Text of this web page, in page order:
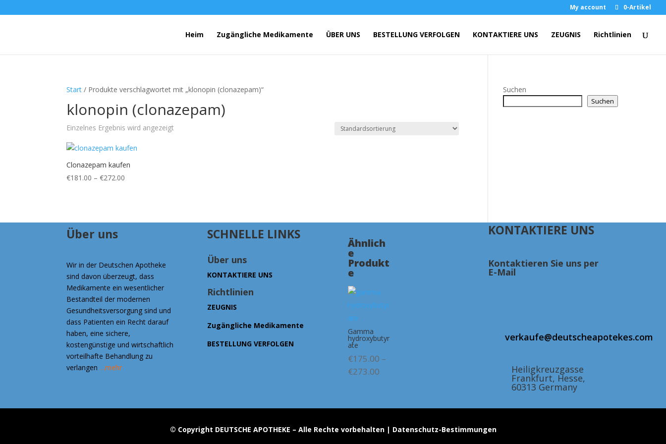
My account 0-Artikel
Heim Zugängliche Medikamente ÜBER UNS BESTELLUNG VERFOLGEN KONTAKTIERE UNS ZEUGNIS Richtlinien
Start / Produkte verschlagwortet mit „klonopin (clonazepam)“
klonopin (clonazepam)
Einzelnes Ergebnis wird angezeigt
Clonazepam kaufen
€181.00 –€272.00
Suchen
Suchen
Über uns
Wir in der Deutschen Apotheke
sind davon überzeugt, dass
Medikamente ein wesentlicher
Bestandteil der modernen
Gesundheitsversorgung sind und
dass Patienten ein Recht darauf
haben, eine sichere,
kostengünstige und wirtschaftlich
vorteilhafte Behandlung zu
verlangen …mehr
SCHNELLE LINKS
Über uns
KONTAKTIERE UNS
Richtlinien
ZEUGNIS
Zugängliche Medikamente
BESTELLUNG VERFOLGEN
Ähnlich
e
Produkt
e
Gamma
hydroxybutyr
ate
€175.00 –
€273.00Preisspanne:
€273.00
KONTAKTIERE UNS
Kontaktieren Sie uns per
E-Mail
verkaufe@deutscheapotekes.com
Heiligkreuzgasse
Frankfurt, Hesse,
60313 Germany
© Copyright DEUTSCHE APOTHEKE – Alle Rechte vorbehalten | Datenschutz-Bestimmungen